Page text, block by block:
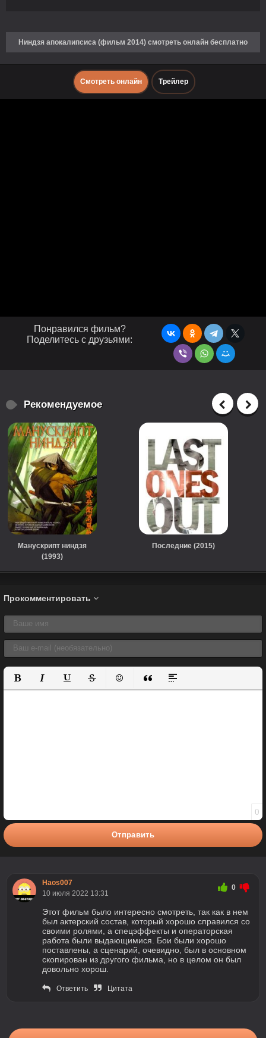
Ниндзя апокалипсиса (фильм 2014) смотреть онлайн бесплатно
Смотреть онлайн Трейлер
Понравился фильм?
Поделитесь с друзьями:
Рекомендуемое
Манускрипт ниндзя
(1993)
Последние (2015)
Прокомментировать
Полужирный
КурсивПодчеркнутый
ЗачеркнутыйВставить смайлик
Вставка цитаты
Вставка спойлера
0
Отправить
Haos007
10 июля 2022 13:31
0
Этот фильм было интересно смотреть, так как в нем
был актерский состав, который хорошо справился со
своими ролями, а спецэффекты и операторская
работа были выдающимися. Бои были хорошо
поставлены, а сценарий, очевидно, был в основном
скопирован из другого фильма, но в целом он был
довольно хорош.
Ответить Цитата